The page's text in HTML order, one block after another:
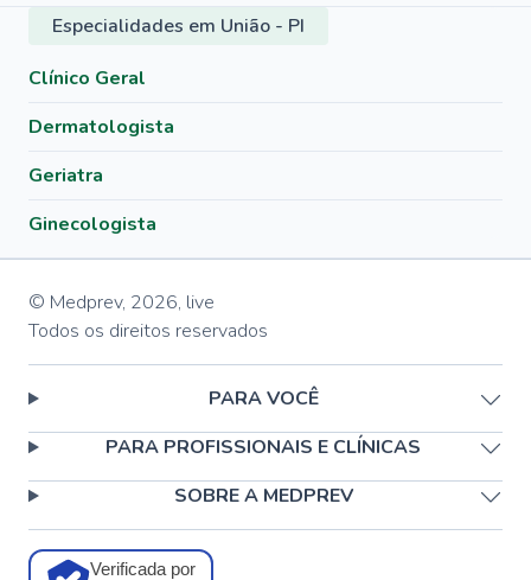
Especialidades em União - PI
Clínico Geral
Dermatologista
Geriatra
Ginecologista
© Medprev, 2026, live
Todos os direitos reservados
PARA VOCÊ
PARA PROFISSIONAIS E CLÍNICAS
SOBRE A MEDPREV
Verificada por